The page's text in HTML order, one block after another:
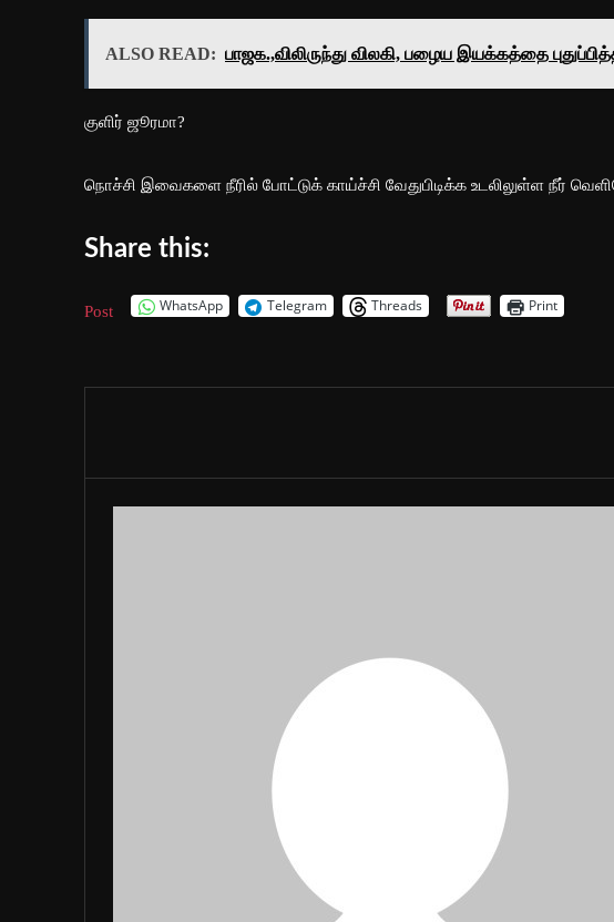
ALSO READ: பாஜக.,விலிருந்து விலகி, பழைய இயக்கத்தை
குளிர் ஜூரமா?
நொச்சி இவைகளை நீரில் போட்டுக் காய்ச்சி வேதுபிடிக்க உடலிலுள்ள நீர்
Share this:
Post WhatsApp Telegram Threads Print